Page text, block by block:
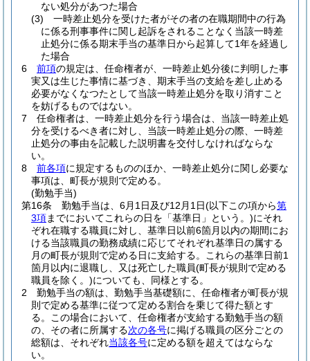
ない処分があつた場合
(3)
一時差止処分を受けた者がその者の在職期間中の行為
に係る刑事事件に関し起訴をされることなく当該一時差
止処分に係る期末手当の基準日から起算して1年を経過し
た場合
6
前項の規定は、任命権者が、一時差止処分後に判明した事
実又は生じた事情に基づき、期末手当の支給を差し止める
必要がなくなつたとして当該一時差止処分を取り消すこと
を妨げるものではない。
7
任命権者は、一時差止処分を行う場合は、当該一時差止処
分を受けるべき者に対し、当該一時差止処分の際、一時差
止処分の事由を記載した説明書を交付しなければならな
い。
8
前各項に規定するもののほか、一時差止処分に関し必要な
事項は、町長が規則で定める。
(勤勉手当)
第16条
勤勉手当は、6月1日及び12月1日(以下この項から第
3項までにおいてこれらの日を「基準日」という。)にそれ
ぞれ在職する職員に対し、基準日以前6箇月以内の期間にお
ける当該職員の勤務成績に応じてそれぞれ基準日の属する
月の町長が規則で定める日に支給する。
これらの基準日前1
箇月以内に退職し、又は死亡した職員(町長が規則で定める
職員を除く。)についても、同様とする。
2
勤勉手当の額は、勤勉手当基礎額に、任命権者が町長が規
則で定める基準に従つて定める割合を乗じて得た額とす
る。
この場合において、任命権者が支給する勤勉手当の額
の、その者に所属する次の各号に掲げる職員の区分ごとの
総額は、それぞれ当該各号に定める額を超えてはならな
い。